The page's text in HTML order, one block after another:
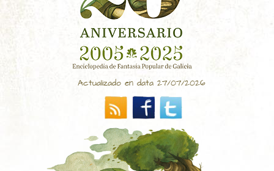
Actualizado en data 27/07/2026